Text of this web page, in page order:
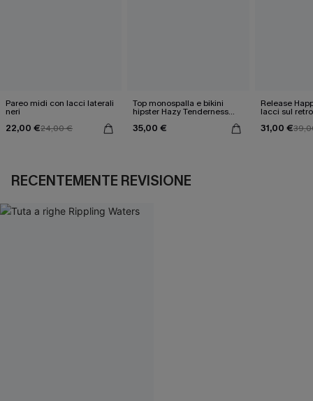
Pareo midi con lacci laterali
neri
22,00 €24,00 €
Top monospalla e bikini
hipster Hazy Tenderness
35,00 €
Release
lacci sul
31,00 €
RECENTEMENTE REVISIONE